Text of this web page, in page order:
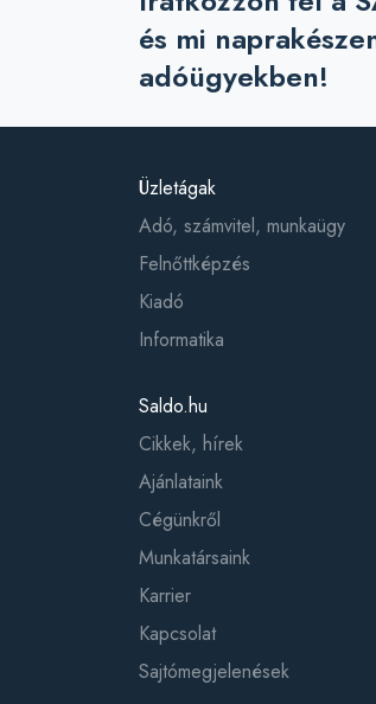
és mi
adóügyekben!
Üzletágak
Adó, számvitel, munkaügy
Felnőttképzés
Kiadó
Informatika
Saldo.hu
Cikkek, hírek
Ajánlataink
Cégünkről
Munkatársaink
Karrier
Kapcsolat
Sajtómegjelenések